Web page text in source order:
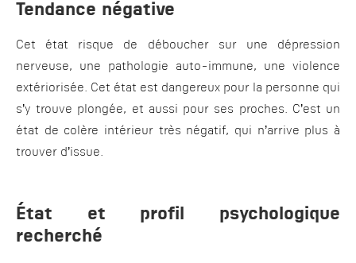
Tendance négative
Cet état risque de déboucher sur une dépression
nerveuse, une pathologie auto-immune, une violence
extériorisée. Cet état est dangereux pour la personne qui
s’y trouve plongée, et aussi pour ses proches. C’est un
état de colère intérieur très négatif, qui n’arrive plus à
trouver d’issue.
État et profil psychologique
recherché